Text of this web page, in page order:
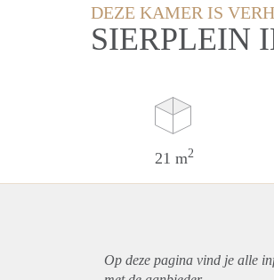
DEZE KAMER IS
SIERPLEIN
21 m2
Op deze pagina vind je alle